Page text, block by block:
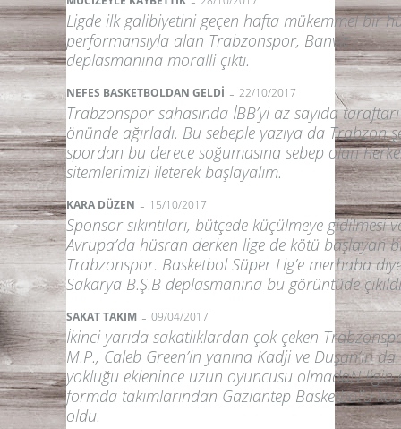
Ligde ilk galibiyetini geçen hafta mükemmel bir
performansıyla alan Trabzonspor, Banvit
deplasmanına moralli çıktı.
NEFES BASKETBOLDAN GELDİ - 22/10/2017
Trabzonspor sahasında İBB’yi az sayıda taraftarı
önünde ağırladı. Bu sebeple yazıya da Trabzon
spordan bu derece soğumasına sebep olan
sitemlerimizi ileterek başlayalım.
KARA DÜZEN - 15/10/2017
Sponsor sıkıntıları, bütçede küçülmeye gidilmesi
Avrupa’da hüsran derken lige de kötü başlayan
Trabzonspor. Basketbol Süper Lig’e merhaba
Sakarya B.Ş.B deplasmanına bu görüntüde
SAKAT TAKIM - 09/04/2017
İkinci yarıda sakatlıklardan çok çeken
M.P., Caleb Green’in yanına Kadji ve Duşan’ın da
yokluğu eklenince uzun oyuncusu olmadaN ligin
formda takımlarından Gaziantep Basketbol’a
oldu.